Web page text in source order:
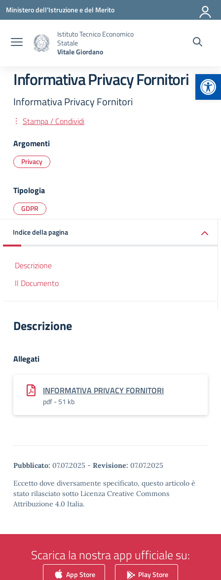
Vai ai contenuti
Vai al menu di navigazione
Vai al footer
Ministero dell'Istruzione e del Merito
Istituto Tecnico Economico
Statale
Vitale Giordano
Informativa Privacy Fornitori
Informativa Privacy Fornitori
Stampa / Condividi
Argomenti
Privacy
Tipologia
GDPR
Indice della pagina
Descrizione
Il Documento
Descrizione
Allegati
INFORMATIVA PRIVACY FORNITORI
pdf - 51 kb
Pubblicato: 07.07.2025 - Revisione: 07.07.2025
Eccetto dove diversamente specificato, questo articolo è
stato rilasciato sotto Licenza Creative Commons
Attribuzione 4.0 Italia.
Scarica la nostra app ufficiale su:
App Store Play Store